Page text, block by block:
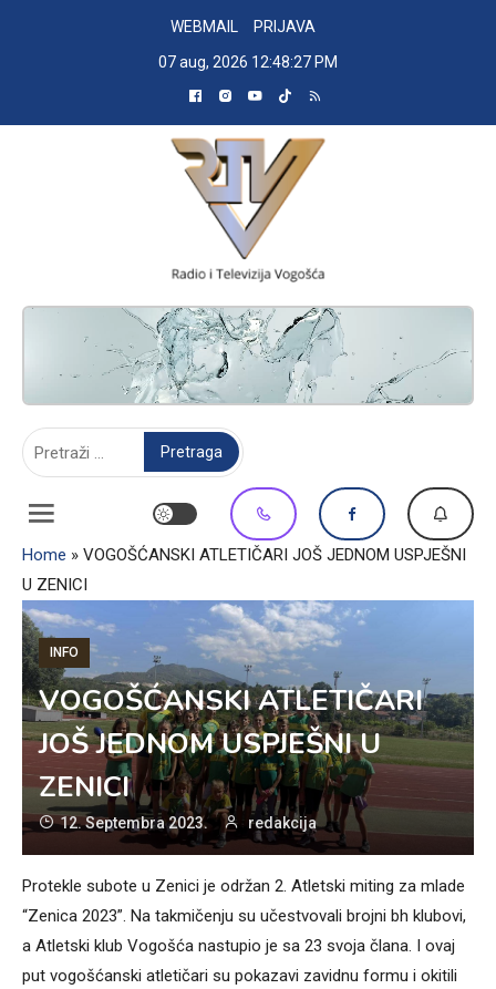
WEBMAIL
PRIJAVA
07 aug, 2026 12:48:28 PM
RADIO TELEVIZIJA VOGOŠĆA
Home » VOGOŠĆANSKI ATLETIČARI JOŠ JEDNOM USPJEŠNI
U ZENICI
INFO
VOGOŠĆANSKI ATLETIČARI
JOŠ JEDNOM USPJEŠNI U
ZENICI
12. Septembra 2023. redakcija
Protekle subote u Zenici je održan 2. Atletski miting za mlade
“Zenica 2023”. Na takmičenju su učestvovali brojni bh klubovi,
a Atletski klub Vogošća nastupio je sa 23 svoja člana. I ovaj
put vogošćanski atletičari su pokazavi zavidnu formu i okitili